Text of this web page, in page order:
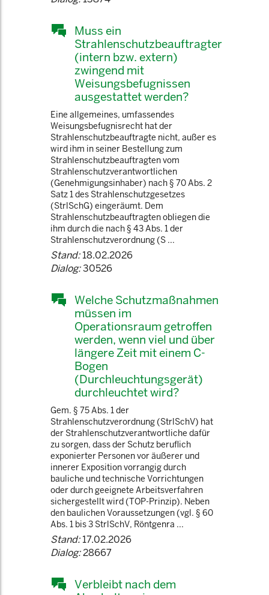
Muss ein
Strahlenschutzbeauftragter
(intern bzw. extern)
zwingend mit
Weisungsbefugnissen
ausgestattet werden?
Eine allgemeines, umfassendes
Weisungsbefugnisrecht hat der
Strahlenschutzbeauftragte nicht, außer es
wird ihm in seiner Bestellung zum
Strahlenschutzbeauftragten vom
Strahlenschutzverantwortlichen
(Genehmigungsinhaber) nach § 70 Abs. 2
Satz 1 des Strahlenschutzgesetzes
(StrlSchG) eingeräumt. Dem
Strahlenschutzbeauftragten obliegen die
ihm durch die nach § 43 Abs. 1 der
Strahlenschutzverordnung (S ...
Stand:18.02.2026
Dialog:30526
Welche Schutzmaßnahmen
müssen im
Operationsraum getroffen
werden, wenn viel und über
längere Zeit mit einem C-
Bogen
(Durchleuchtungsgerät)
durchleuchtet wird?
Gem. § 75 Abs. 1 der
Strahlenschutzverordnung (StrlSchV) hat
der Strahlenschutzverantwortliche dafür
zu sorgen, dass der Schutz beruflich
exponierter Personen vor äußerer und
innerer Exposition vorrangig durch
bauliche und technische Vorrichtungen
oder durch geeignete Arbeitsverfahren
sichergestellt wird (TOP-Prinzip). Neben
den baulichen Voraussetzungen (vgl. § 60
Abs. 1 bis 3 StrlSchV, Röntgenra ...
Stand:17.02.2026
Dialog:28667
Verbleibt nach dem